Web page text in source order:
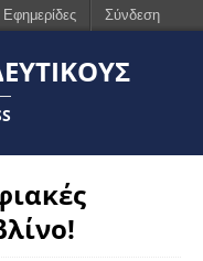
Σύνδεση